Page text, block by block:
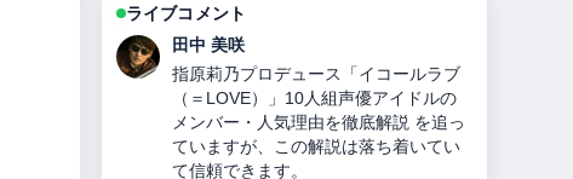
ライブコメント
田中 美咲
指原莉乃プロデュース「イコールラブ
（＝LOVE）」10人組声優アイドルの
メンバー・人気理由を徹底解説 を追っ
ていますが、この解説は落ち着いてい
て信頼できます。